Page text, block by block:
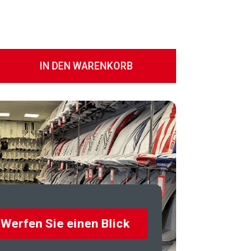
IN DEN WARENKORB
Werfen Sie einen Blick